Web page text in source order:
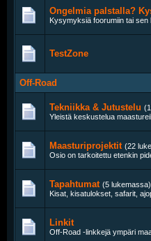
Ongelmia palstalla?
Kysymyksiä foorumiin tai sen
TestZone
Off-Road
Tekniikka & Jutustelu
Yleistä keskustelua
Maasturiprojektit (22
Osio on tarkoitettu etenkin
Tapahtumat (5 lukemassa)
Kisat, kisatulokset, safarit,
Linkit
Off-Road -linkkejä ympäri